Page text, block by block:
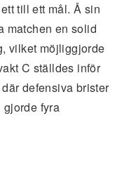
till ett mål. Å sin
matchen en solid
vilket möjliggjorde
C ställdes inför
defensiva brister
gjorde fyra